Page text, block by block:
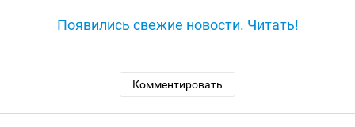
Появились свежие новости. Читать!
Комментировать